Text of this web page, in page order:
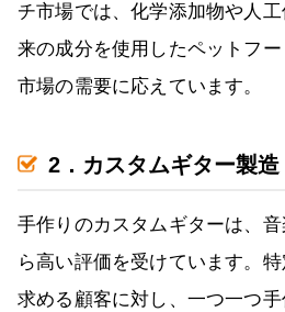
チ市場では、化学添加物や人
来の成分を使用したペットフー
市場の需要に応えています。
2．カスタムギター製造
手作りのカスタムギターは、
ら高い評価を受けています。
求める顧客に対し、一つ一つ